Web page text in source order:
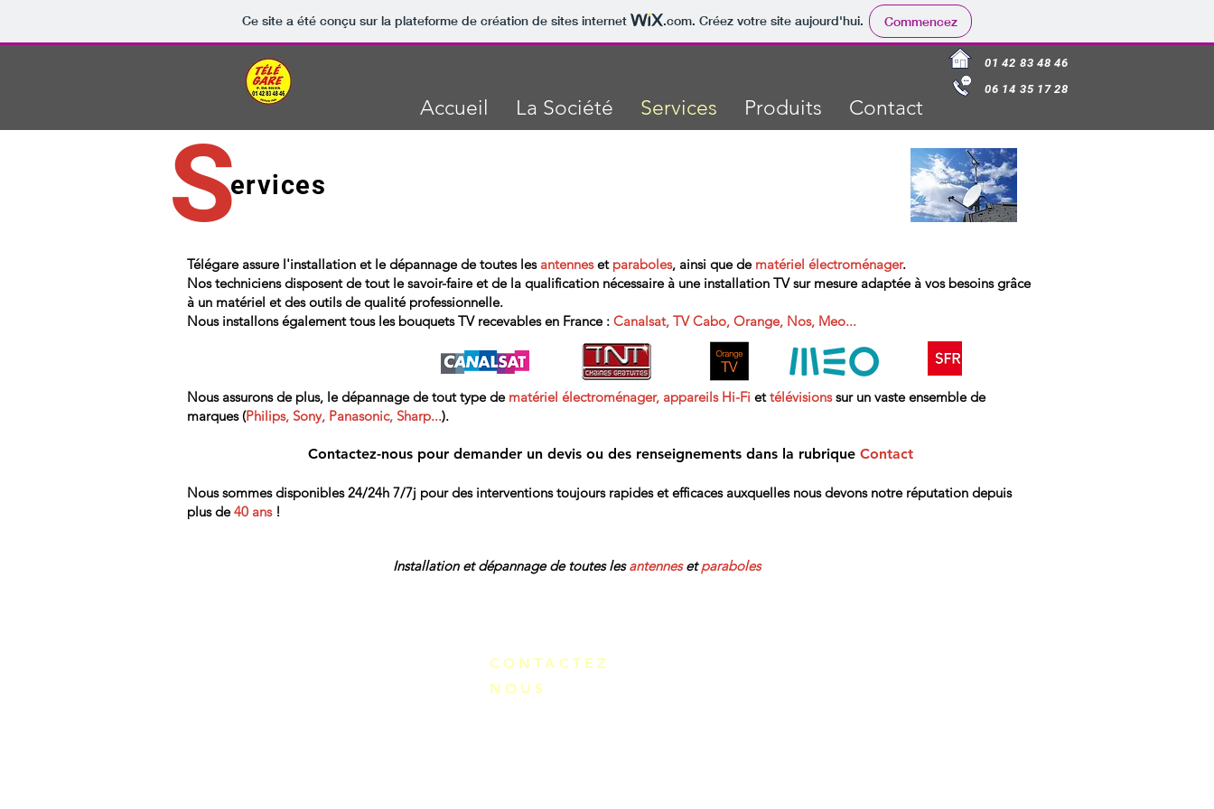
Ce site a été conçu sur la plateforme de création de sites internet .com. Créez votre site aujourd'hui. Commencez
Accueil La Société Services Produits Contact
01 42 83 48 46
06 14 35 17 28
Télégare assure l'installation et le dépannage de toutes les antenneset paraboles, ainsi que de matériel électroménager.
Nos techniciens disposent de tout le savoir-faire et de la qualification nécessaire à une installation TV sur mesure adaptée à vos besoins grâce
à un matériel et des outils de qualité professionnelle.
Nous installons également tous les bouquets TV recevables en France : Canalsat, TV Cabo, Orange, Nos, Meo...
Nous assurons de plus, le dépannage de tout type de matériel électroménager, appareils Hi-Fi ettélévisionssur un vaste ensemble de
marques (Philips, Sony, Panasonic, Sharp...).
Contactez-nous pour demander un devis ou des renseignements dans la rubrique Contact
Nous sommes disponibles 24/24h 7/7j pour des interventions toujours rapides et efficaces auxquelles nous devons notre réputation depuis
plus de40 ans!
Services
Installation et dépannage de toutes lesantennesetparaboles
CONTACTEZ
NOUS